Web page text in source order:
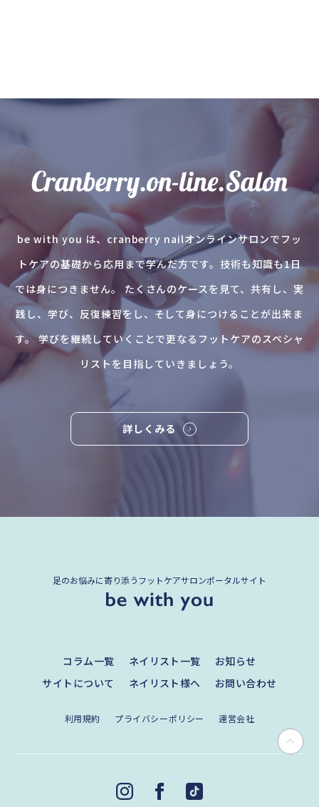
be with you は、cranberry nailオンラインサロンでフッ
トケアの基礎から応用まで学んだ方です。技術も知識も1日
では身につきません。 たくさんのケースを見て、共有し、実
践し、学び、反復練習をし、そして身につけることが出来ま
す。 学びを継続していくことで更なるフットケアのスペシャ
リストを目指していきましょう。
詳しくみる
足のお悩みに寄り添うフットケアサロンポータルサイト
コラム一覧 ネイリスト一覧
お知らせ
サイトについて
ネイリスト様へ お問い合わせ
利用規約 プライバシーポリシー 運営会社